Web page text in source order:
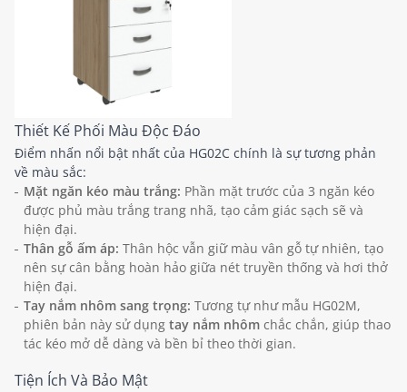
Thiết Kế Phối Màu Độc Đáo
Điểm nhấn nổi bật nhất của HG02C chính là sự tương phản
về màu sắc:
Mặt ngăn kéo màu trắng: Phần mặt trước của 3 ngăn kéo
được phủ màu trắng trang nhã, tạo cảm giác sạch sẽ và
hiện đại.
Thân gỗ ấm áp: Thân hộc vẫn giữ màu vân gỗ tự nhiên, tạo
nên sự cân bằng hoàn hảo giữa nét truyền thống và hơi thở
hiện đại.
Tay nắm nhôm sang trọng: Tương tự như mẫu HG02M,
phiên bản này sử dụng tay nắm nhôm chắc chắn, giúp thao
tác kéo mở dễ dàng và bền bỉ theo thời gian.
Tiện Ích Và Bảo Mật